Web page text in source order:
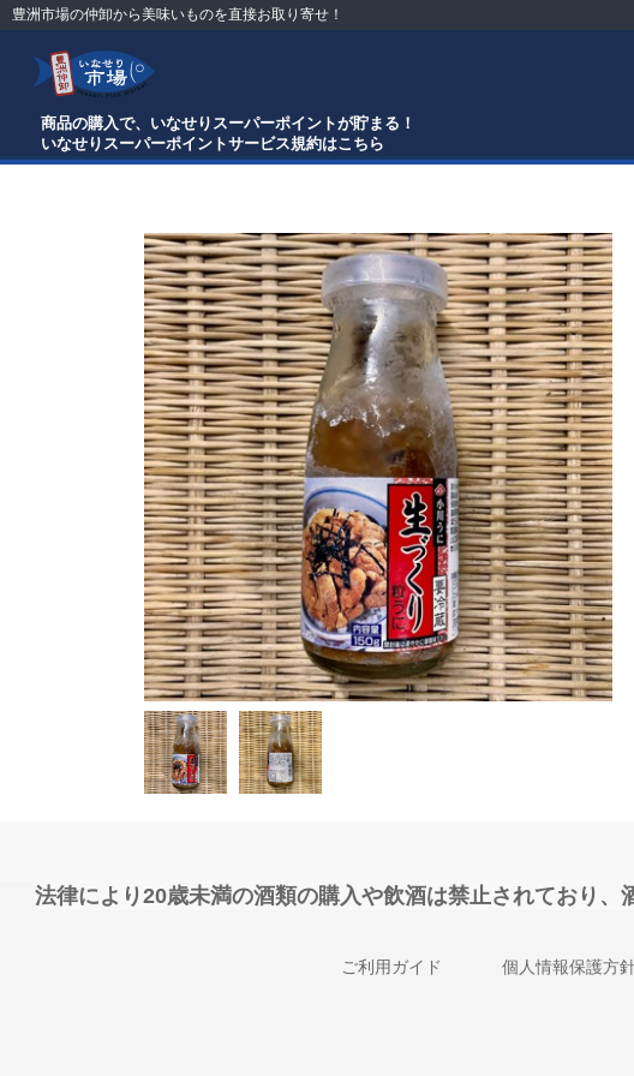
豊洲市場の仲卸から美味いものを直接お取り寄せ！
商品の購入で、いなせりスーパーポイントが貯まる！
いなせりスーパーポイントサービス規約はこちら
法律により20歳未満の酒類の購入や飲酒は禁止されており、
ご利用ガイド 個人情報保護方